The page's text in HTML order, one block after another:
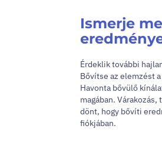
Ismerje
Érdeklik további
Bővítse az elemzést
Havonta bővülő
magában.
dönt, hogy bővíti
fiókjában.